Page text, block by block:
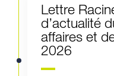
Lettre
d’actualité
affaires et
2026